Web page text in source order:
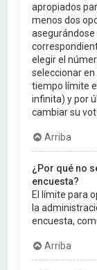
apropiados
menos dos
asegurándose
elegir el
seleccionar en
tiempo límite
infinita) y por
cambiar su
Arriba
¿Por qué no
encuesta?
El límite para
la
encuesta,
Arriba